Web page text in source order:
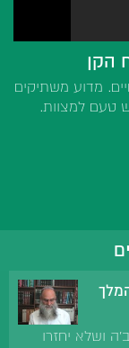
הקן
מדוע משתיקים
טעם למצוות.
ושלא יחזרו